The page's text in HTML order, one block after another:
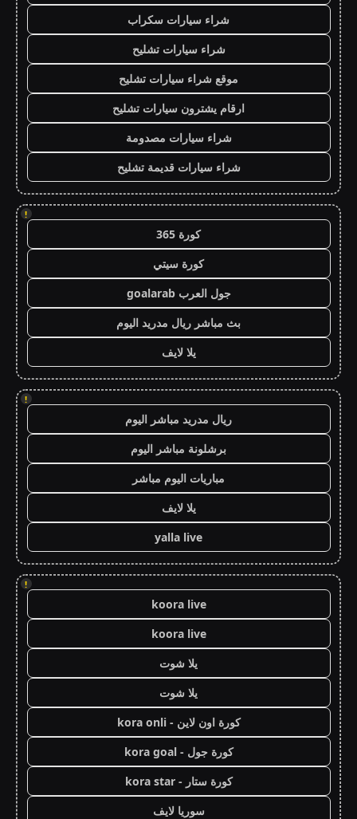
شراء سيارات سكراب
شراء سيارات تشليح
موقع شراء سيارات تشليح
ارقام يشترون سيارات تشليح
شراء سيارات مصدومة
شراء سيارات قديمة تشليح
!
كورة 365
كورة سيتي
جول العرب goalarab
بث مباشر ريال مدريد اليوم
يلا لايف
!
ريال مدريد مباشر اليوم
برشلونة مباشر اليوم
مباريات اليوم مباشر
يلا لايف
yalla live
!
koora live
koora live
يلا شوت
يلا شوت
كورة اون لاين - kora onli
كورة جول - kora goal
كورة ستار - kora star
سوريا لايف